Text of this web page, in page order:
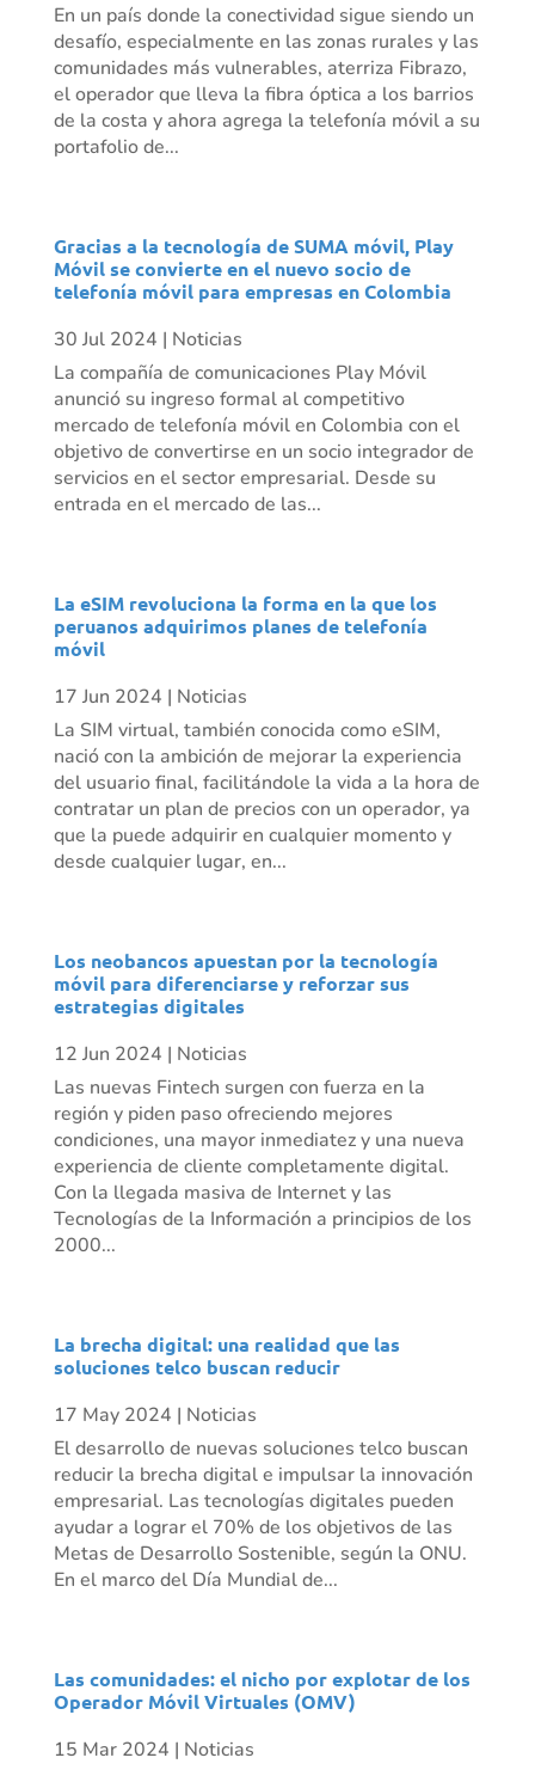
En un país donde la conectividad sigue siendo un
desafío, especialmente en las zonas rurales y las
comunidades más vulnerables, aterriza Fibrazo,
el operador que lleva la fibra óptica a los barrios
de la costa y ahora agrega la telefonía móvil a su
portafolio de...
Gracias a la tecnología de SUMA móvil, Play
Móvil se convierte en el nuevo socio de
telefonía móvil para empresas en Colombia
30 Jul 2024 | Noticias
La compañía de comunicaciones Play Móvil
anunció su ingreso formal al competitivo
mercado de telefonía móvil en Colombia con el
objetivo de convertirse en un socio integrador de
servicios en el sector empresarial. Desde su
entrada en el mercado de las...
La eSIM revoluciona la forma en la que los
peruanos adquirimos planes de telefonía
móvil
17 Jun 2024 | Noticias
La SIM virtual, también conocida como eSIM,
nació con la ambición de mejorar la experiencia
del usuario final, facilitándole la vida a la hora de
contratar un plan de precios con un operador, ya
que la puede adquirir en cualquier momento y
desde cualquier lugar, en...
Los neobancos apuestan por la tecnología
móvil para diferenciarse y reforzar sus
estrategias digitales
12 Jun 2024 | Noticias
Las nuevas Fintech surgen con fuerza en la
región y piden paso ofreciendo mejores
condiciones, una mayor inmediatez y una nueva
experiencia de cliente completamente digital.
Con la llegada masiva de Internet y las
Tecnologías de la Información a principios de los
2000...
La brecha digital: una realidad que las
soluciones telco buscan reducir
17 May 2024 | Noticias
El desarrollo de nuevas soluciones telco buscan
reducir la brecha digital e impulsar la innovación
empresarial. Las tecnologías digitales pueden
ayudar a lograr el 70% de los objetivos de las
Metas de Desarrollo Sostenible, según la ONU.
En el marco del Día Mundial de...
Las comunidades: el nicho por explotar de los
Operador Móvil Virtuales (OMV)
15 Mar 2024 | Noticias